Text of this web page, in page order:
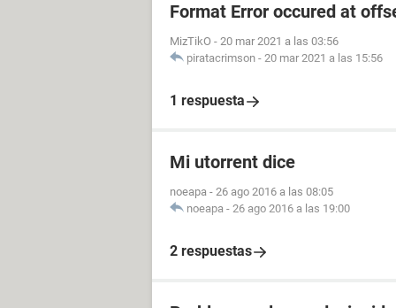
Format Error occured at
MizTikO - 20 mar 2021 a las 03:56
piratacrimson - 20 mar 2021 a las 15:56
1 respuesta
Mi utorrent dice
noeapa - 26 ago 2016 a las 08:05
noeapa - 26 ago 2016 a las 19:00
2 respuestas